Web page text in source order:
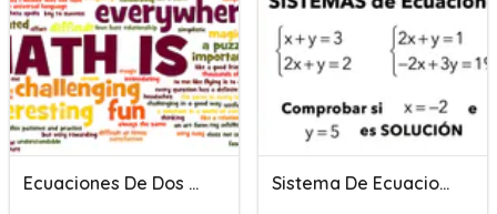
Ecuaciones De Dos Pasos Sistema De Ecuaciones